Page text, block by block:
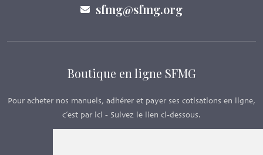
sfmg@sfmg.org
Boutique en ligne SFMG
Pour acheter nos manuels, adhérer et payer ses cotisations en ligne,
c’est par ici - Suivez le lien ci-dessous.